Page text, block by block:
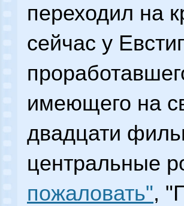
переходил на
сейчас у
имеющего на
двадцати
центральные
пожаловать",